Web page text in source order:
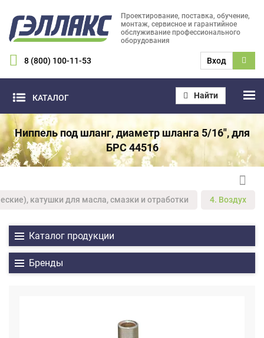
Проектирование, поставка, обучение,
монтаж, сервисное и гарантийное
обслуживание профессионального
оборудования
8 (800) 100-11-53 Вход
КАТАЛОГ Найти
Ниппель под шланг, диаметр шланга 5/16", для
БРС 44516
катушки для масла, смазки и отработки 4. Воздух
Каталог продукции
Бренды